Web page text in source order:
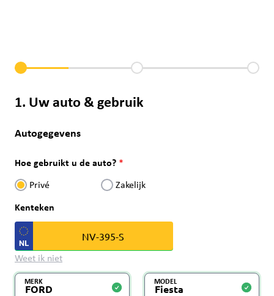
1. Uw auto & gebruik
Autogegevens
Hoe gebruikt u de auto?
Privé Zakelijk
Kenteken
Weet ik niet
MERK MODEL